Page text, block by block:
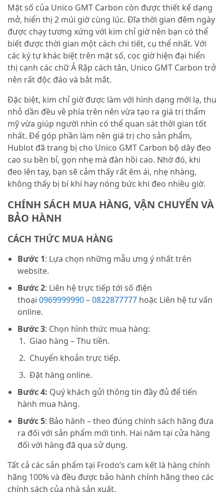
Mặt số của Unico GMT Carbon còn được thiết kế dạng
mở, hiển thị 2 múi giờ cùng lúc. Đĩa thời gian đêm ngày
được chạy tương xứng với kim chỉ giờ nên bạn có thể
biết được thời gian một cách chi tiết, cụ thể nhất. Với
các ký tự khác biệt trên mặt số, cọc giờ hiện đại hiển
thị cạnh các chữ Ả Rập cách tân, Unico GMT Carbon trở
nên rất độc đáo và bắt mắt.
Đặc biệt, kim chỉ giờ được làm với hình dạng mới lạ, thu
nhỏ dần đều về phía trên nên vừa tạo ra giá trị thẩm
mỹ vừa giúp người nhìn có thể quan sát thời gian tốt
nhất. Để góp phần làm nên giá trị cho sản phẩm,
Hublot đã trang bị cho Unico GMT Carbon bộ dây đeo
cao su bền bỉ, gọn nhẹ mà đàn hồi cao. Nhờ đó, khi
đeo lên tay, bạn sẽ cảm thấy rất êm ái, nhẹ nhàng,
không thấy bị bí khí hay nóng bức khi đeo nhiều giờ.
CHÍNH SÁCH MUA HÀNG, VẬN CHUYỂN VÀ
BẢO HÀNH
CÁCH THỨC MUA HÀNG
Bước 1: Lựa chọn những mẫu ưng ý nhất trên
website.
Bước 2: Liên hệ trực tiếp tới số điện
thoại 0969999990–0822877777 hoặc Liên hệ tư vấn
online.
Bước 3: Chọn hình thức mua hàng:
Giao hàng – Thu tiền.
Chuyển khoản trực tiếp.
Đặt hàng online.
Bước 4: Quý khách gửi thông tin đầy đủ để tiến
hành mua hàng.
Bước 5: Bảo hành – theo đúng chính sách hãng đưa
ra đối với sản phẩm mới tinh. Hai năm tại cửa hàng
đối với hàng đã qua sử dụng.
Tất cả các sản phẩm tại Frodo’s cam kết là hàng chính
hãng 100% và đều được bảo hành chính hãng theo các
chính sách của nhà sản xuất.